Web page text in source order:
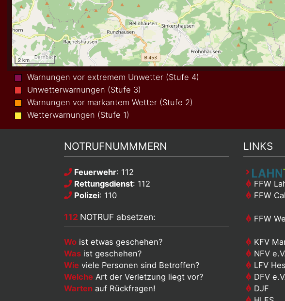
Warnungen vor extremem Unwetter (Stufe 4)
Unwetterwarnungen (Stufe 3)
Warnungen vor markantem Wetter (Stufe 2)
Wetterwarnungen (Stufe 1)
NOTRUFNUMMMERN
Feuerwehr: 112
Rettungsdienst: 112
Polizei: 110
112 NOTRUF absetzen:
Wo ist etwas geschehen?
Was ist geschehen?
Wie viele Personen sind Betroffen?
Welche Art der Verletzung liegt vor?
Warten auf Rückfragen!
LINKS
FFW
FFW
FFW
KFV
NFV
LFV
DFV
DJF